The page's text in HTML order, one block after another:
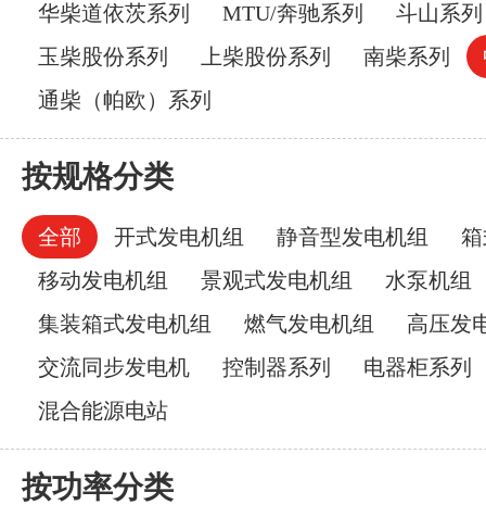
华柴道依茨系列
MTU/奔驰系列
斗山系列
玉柴股份系列
上柴股份系列 南柴系列
通柴（帕欧）系列
按规格分类
全部 开式发电机组 静音型发电机组
移动发电机组
景观式发电机组
水泵机组
集装箱式发电机组
燃气发电机组
高压发
交流同步发电机
控制器系列
电器柜系列
混合能源电站
按功率分类